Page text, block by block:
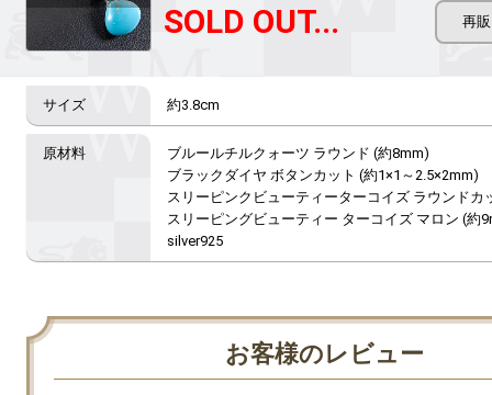
SOLD OUT...
約3.8cm
ブルールチルクォーツ ラウンド (約8mm)
ブラックダイヤ ボタンカット (約1×1～2.5×2mm)
スリーピンクビューティーターコイズ ラウンドカ
スリーピングビューティー ターコイズ マロン (約
silver925
お客様のレビュー